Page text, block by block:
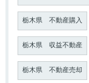
栃木県 不動産購入
栃木県 収益不動産
栃木県 不動産売却